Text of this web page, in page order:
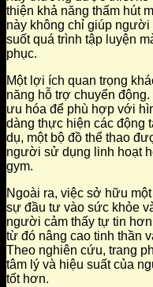
thiện khả năng thấm hút
này không chỉ giúp
suốt quá trình tập luyện
phục.
Một lợi ích quan trọng
năng hỗ trợ chuyển
ưu hóa để phù hợp với
dàng thực hiện các động
dụ, một bộ đồ thể thao
người sử dụng linh hoạt
gym.
Ngoài ra, việc sở hữu
sự đầu tư vào sức khỏe
người cảm thấy tự tin
từ đó nâng cao tinh thần
Theo nghiên cứu, trang
tâm lý và hiệu suất của
tốt hơn.